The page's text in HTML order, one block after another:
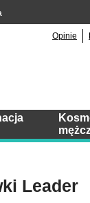
Opinie
Leader